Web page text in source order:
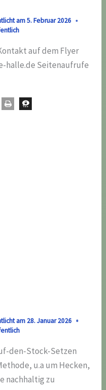
am5. Februar 2026
auf dem Flyer
halle.de Seitenaufrufe
am 28. Januar 2026
den-Stock-Setzen
u.a um Hecken,
nachhaltig zu